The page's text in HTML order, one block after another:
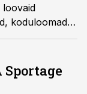
loovaid
koduloomad ja